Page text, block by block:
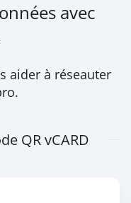
avec
aider à réseauter
QR vCARD